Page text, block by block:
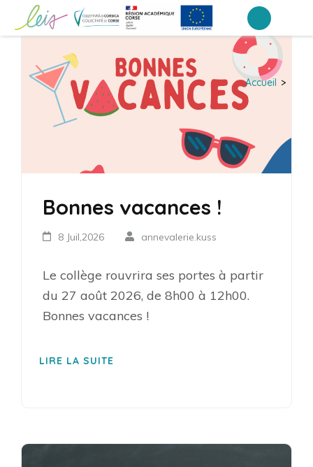
(Pressez
Accueil >
Bonnes vacances !
8 Juil,2026 annevalerie.kuss
Le collège rouvrira ses portes à partir
du 27 août 2026, de 8h00 à 12h00.
Bonnes vacances !
LIRE LA SUITE